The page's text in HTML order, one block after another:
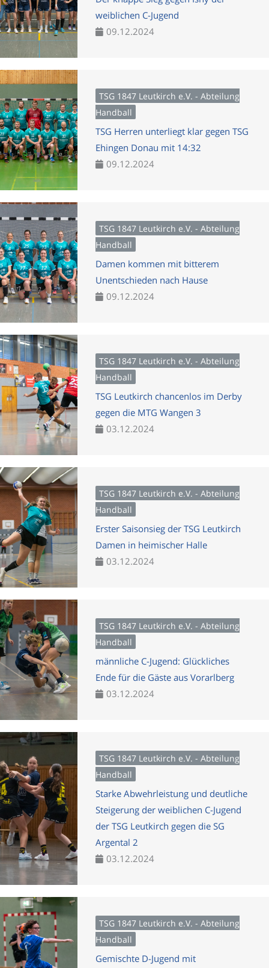
weiblichen C-Jugend
09.12.2024
TSG 1847 Leutkirch e.V. - Abteilung
Handball
TSG Herren unterliegt klar gegen TSG
Ehingen Donau mit 14:32
09.12.2024
TSG 1847 Leutkirch e.V. - Abteilung
Handball
Damen kommen mit bitterem
Unentschieden nach Hause
09.12.2024
TSG 1847 Leutkirch e.V. - Abteilung
Handball
TSG Leutkirch chancenlos im Derby
gegen die MTG Wangen 3
03.12.2024
TSG 1847 Leutkirch e.V. - Abteilung
Handball
Erster Saisonsieg der TSG Leutkirch
Damen in heimischer Halle
03.12.2024
TSG 1847 Leutkirch e.V. - Abteilung
Handball
männliche C-Jugend: Glückliches
Ende für die Gäste aus Vorarlberg
03.12.2024
TSG 1847 Leutkirch e.V. - Abteilung
Handball
Starke Abwehrleistung und deutliche
Steigerung der weiblichen C-Jugend
der TSG Leutkirch gegen die SG
Argental 2
03.12.2024
TSG 1847 Leutkirch e.V. - Abteilung
Handball
Gemischte D-Jugend mit